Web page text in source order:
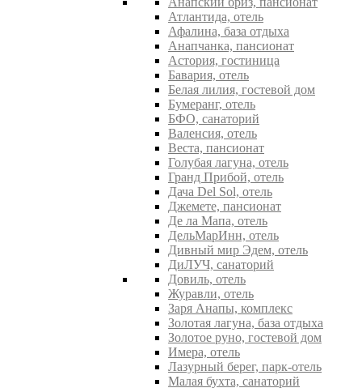
Атлантида, отель
Афалина, база отдыха
Анапчанка, пансионат
Астория, гостиница
Бавария, отель
Белая лилия, гостевой дом
Бумеранг, отель
БФО, санаторий
Валенсия, отель
Веста, пансионат
Голубая лагуна, отель
Гранд Прибой, отель
Дача Del Sol, отель
Джемете, пансионат
Де ла Мапа, отель
ДельМарИнн, отель
Дивный мир Эдем, отель
ДиЛУЧ, санаторий
Довиль, отель
Журавли, отель
Заря Анапы, комплекс
Золотая лагуна, база отдыха
Золотое руно, гостевой дом
Имера, отель
Лазурный берег, парк-отель
Малая бухта, санаторий